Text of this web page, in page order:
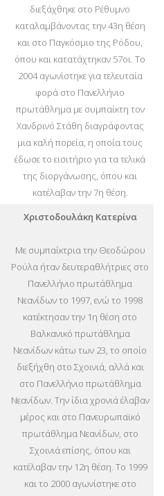
διεξάχθηκε στο Ρέθυμνο
καταλαμβάνοντας την 43η θέση
και στο Παγκόσμιο της Ρόδου,
όπου και κατατάχτηκαν 57οι. Το
2004 αγωνίστηκε για τελευταία
φορά στο Πανελλήνιο
πρωτάθλημα με συμπαίκτη τον
Χανδρινό Στάθη διαγράφοντας
μια καλή πορεία, η οποία τους
έδωσε το εισιτήριο για τα τελικά
της διοργάνωσης, όπου και
κατέλαβαν την 7η θέση.
Χριστοδουλάκη Κατερίνα
Με συμπαίκτρια την Θεοδώρου
Ρούλα ήταν δευτεραθλήτριες στο
Πανελλήνιο πρωτάθλημα
Νεανίδων το 1997, ενώ το 1998
κατέκτησαν την 1η θέση στο
Βαλκανικό πρωτάθλημα
Νεανίδων κάτω των 23, το οποίο
διεξήχθη στο Σχοινιά, αλλά και
στο Πανελλήνιο πρωτάθλημα
Νεανίδων. Την ίδια χρονιά έλαβαν
μέρος και στο Πανευρωπαϊκό
πρωτάθλημα Νεανίδων, στο
Σχοινιά επίσης, όπου και
κατέλαβαν την 12η θέση. Το 1999
και το 2000 αγωνίστηκε στο